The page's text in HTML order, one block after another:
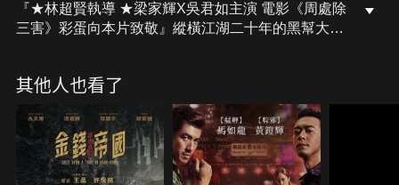
『★林超賢執導 ★梁家輝X吳君如主演 電影《周處除
三害》彩蛋向本片致敬』縱橫江湖二十年的黑幫大佬
義，傳令召開江湖大會，勢必找出誰要殺害自己，並
決意以江湖姦殺令反制對方。
其他人也看了